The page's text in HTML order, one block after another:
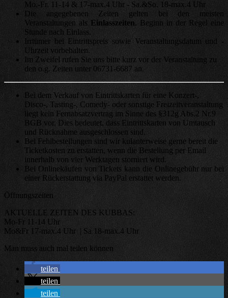
Mo.-Fr. 11-14 & 17-max.4 Uhr - Sa.&So. 18-max.4 Uhr
Die angegebenen Zeiten gelten bei den meisten
Veranstaltungen als Einlasszeiten. Beginn in der Regel eine
Stunde nach Einlass.
Irrtümer bei Eintrittspreis sowie Veranstaltungsdatum und -
Uhrzeit vorbehalten.
Im Zweifel rufen Sie uns bitte kurz vor der Veranstaltung zu
den o.g. Zeiten unter 06731-6687 an.
Bei dem Verkauf von Eintrittskarten für eine Konzert-,
Disco-, Tasting-, Comedy- oder sonstige Freizeitveranstaltung
liegt kein Fernabsatzvertrag im Sinne des §312g Abs.2 Nr.9
BGB vor. Dies bedeutet, dass Eintrittskarten von Umtausch
und Rücknahme ausgeschlossen sind.
Bei Fehlbestellungen sind wir kulanterweise gerne bereit die
Ticketkosten zu erstatten, wenn die Bestellung per Email
innerhalb von vier Werktagen storniert wird.
Bei Onlinekäufen von Tickets kann die Onlinegebühr nur bei
einer Rückerstattung via PayPal erstattet werden.
Öffnungszeiten
AKTUELLE ZEITEN DES KUBBAS:
Mo-Fr 11-14 Uhr
Mo&Fr 17-max.4 Uhr | Sa 18-max.4 Uhr
Man muss auch mal teilen können
teilen
teilen
teilen